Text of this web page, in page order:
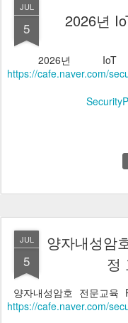
JUL
5 2026년
2026년 IoT
https://cafe.naver.com/
JUL
5
양자내성암
정
양자내성암호 전문교육
https://cafe.naver.com/